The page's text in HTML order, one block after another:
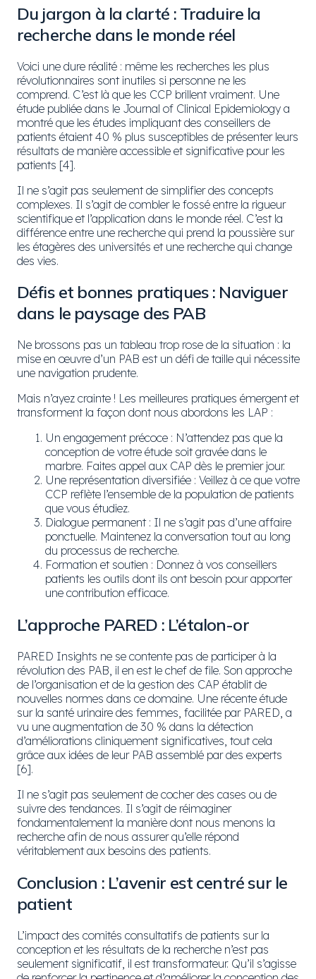
Du jargon à la clarté : Traduire la
recherche dans le monde réel
Voici une dure réalité : même les recherches les plus
révolutionnaires sont inutiles si personne ne les
comprend. C’est là que les CCP brillent vraiment. Une
étude publiée dans le Journal of Clinical Epidemiology a
montré que les études impliquant des conseillers de
patients étaient 40 % plus susceptibles de présenter leurs
résultats de manière accessible et significative pour les
patients [4].
Il ne s’agit pas seulement de simplifier des concepts
complexes. Il s’agit de combler le fossé entre la rigueur
scientifique et l’application dans le monde réel. C’est la
différence entre une recherche qui prend la poussière sur
les étagères des universités et une recherche qui change
des vies.
Défis et bonnes pratiques : Naviguer
dans le paysage des PAB
Ne brossons pas un tableau trop rose de la situation : la
mise en œuvre d’un PAB est un défi de taille qui nécessite
une navigation prudente.
Mais n’ayez crainte ! Les meilleures pratiques émergent et
transforment la façon dont nous abordons les LAP :
Un engagement précoce : N’attendez pas que la
conception de votre étude soit gravée dans le
marbre. Faites appel aux CAP dès le premier jour.
Une représentation diversifiée : Veillez à ce que votre
CCP reflète l’ensemble de la population de patients
que vous étudiez.
Dialogue permanent : Il ne s’agit pas d’une affaire
ponctuelle. Maintenez la conversation tout au long
du processus de recherche.
Formation et soutien : Donnez à vos conseillers
patients les outils dont ils ont besoin pour apporter
une contribution efficace.
L’approche PARED : L’étalon-or
PARED Insights ne se contente pas de participer à la
révolution des PAB, il en est le chef de file. Son approche
de l’organisation et de la gestion des CAP établit de
nouvelles normes dans ce domaine. Une récente étude
sur la santé urinaire des femmes, facilitée par PARED, a
vu une augmentation de 30 % dans la détection
d’améliorations cliniquement significatives, tout cela
grâce aux idées de leur PAB assemblé par des experts
[6].
Il ne s’agit pas seulement de cocher des cases ou de
suivre des tendances. Il s’agit de réimaginer
fondamentalement la manière dont nous menons la
recherche afin de nous assurer qu’elle répond
véritablement aux besoins des patients.
Conclusion : L’avenir est centré sur le
patient
L’impact des comités consultatifs de patients sur la
conception et les résultats de la recherche n’est pas
seulement significatif, il est transformateur. Qu’il s’agisse